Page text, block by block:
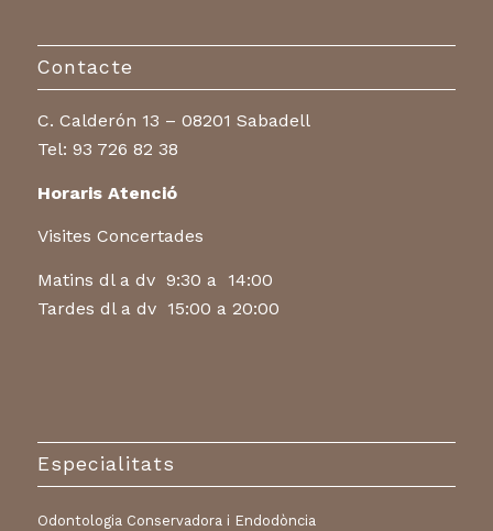
Contacte
C. Calderón 13 – 08201 Sabadell
Tel: 93 726 82 38
Horaris Atenció
Visites Concertades
Matins dl a dv 9:30 a 14:00
Tardes dl a dv 15:00 a 20:00
Especialitats
Odontologia Conservadora i Endodòncia